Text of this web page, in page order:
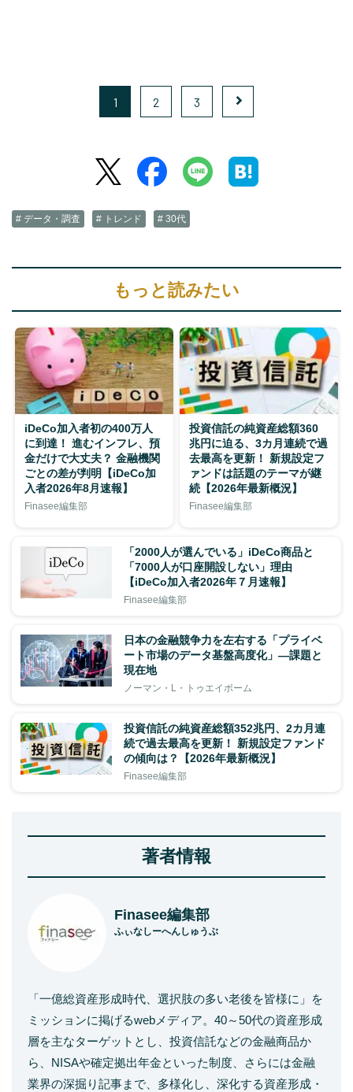
1 2 3
# データ・調査 # トレンド # 30代
もっと読みたい
iDeCo加入者初の400万人
に到達！ 進むインフレ、預
金だけで大丈夫？ 金融機関
ごとの差が判明【iDeCo加
入者2026年8月速報】
Finasee編集部
投資信託の純資産総額360
兆円に迫る、3カ月連続で過
去最高を更新！ 新規設定フ
ァンドは話題のテーマが継
続【2026年最新概況】
Finasee編集部
「2000人が選んでいる」iDeCo商品と
「7000人が口座開設しない」理由
【iDeCo加入者2026年７月速報】
Finasee編集部
日本の金融競争力を左右する「プライベ
ート市場のデータ基盤高度化」―課題と
現在地
ノーマン・L・トゥエイボーム
投資信託の純資産総額352兆円、2カ月連
続で過去最高を更新！ 新規設定ファンド
の傾向は？【2026年最新概況】
Finasee編集部
著者情報
Finasee編集部
ふぃなしーへんしゅうぶ
「一億総資産形成時代、選択肢の多い老後を皆様に」を
ミッションに掲げるwebメディア。40～50代の資産形成
層を主なターゲットとし、投資信託などの金融商品か
ら、NISAや確定拠出年金といった制度、さらには金融
業界の深掘り記事まで、多様化し、深化する資産形成・